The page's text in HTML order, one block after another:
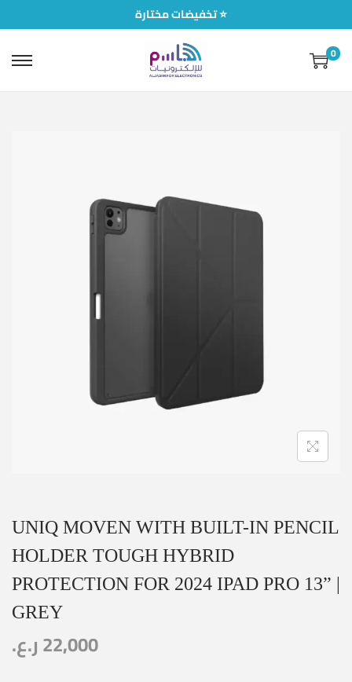
تخفيضات مختارة ⭐
0
UNIQ MOVEN WITH BUILT-IN PENCIL
HOLDER TOUGH HYBRID
PROTECTION FOR 2024 IPAD PRO 13” |
GREY
22,000ر.ع.